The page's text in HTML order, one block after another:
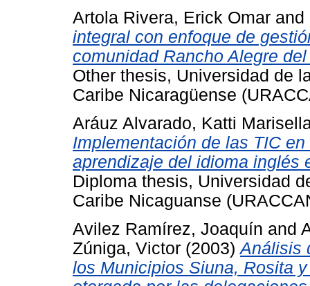
Artola Rivera, Erick Omar and
integral con enfoque de
comunidad Rancho Alegre
Other thesis, Universidad de
Caribe Nicaragüense
Aráuz Alvarado, Katti
Implementación de las TIC
aprendizaje del idioma inglés
Diploma thesis, Universidad
Caribe Nicaguanse
Avilez Ramírez, Joaquín and
Zúniga, Victor (2003)Análisis
los Municipios Siuna, Rosita